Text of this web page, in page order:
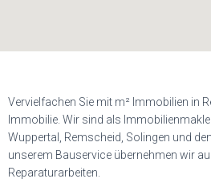
Vervielfachen Sie mit m² Immobilien in
Immobilie. Wir sind als
Wuppertal, Remscheid, Solingen und
unserem Bauservice übernehmen wir
Reparaturarbeiten.